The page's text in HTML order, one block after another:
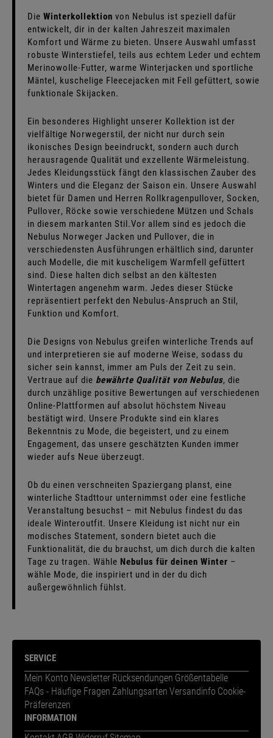
Die Winterkollektion von Nebulus ist speziell dafür
entwickelt, dir in der kalten Jahreszeit maximalen
Komfort und Wärme zu bieten. Unsere Auswahl umfasst
robuste Winterstiefel, teils aus echtem Leder und echtem
Merinowolle-Futter, warme Winterjacken und sportliche
Mäntel, kuschelige Fleecejacken mit Fell gefüttert, sowie
funktionale Skijacken.
Ein besonderes Highlight unserer Kollektion ist der
vielfältige Norwegerstil, der nicht nur durch sein
ikonisches Design beeindruckt, sondern auch durch
herausragende Qualität und exzellente Wärmeleistung.
Jedes Kleidungsstück fängt den klassischen Zauber des
Winters und die Eleganz der Saison ein. Unsere Auswahl
bietet für Damen und Herren Rollkragenpullover, Socken,
Pullover, Röcke sowie verschiedene Mützen und Schals
in diesem markanten Stil.Vor allem sind es jedoch die
Nebulus Norweger Jacken und Pullover, die in
verschiedensten Ausführungen erhältlich sind, darunter
auch Modelle, die mit kuscheligem Warmfell gefüttert
sind. Diese halten dich selbst an den kältesten
Wintertagen angenehm warm. Jedes dieser Stücke
repräsentiert perfekt den Nebulus-Anspruch an Stil,
Funktion und Komfort.
Die Designs von Nebulus greifen winterliche Trends auf
und interpretieren sie auf moderne Weise, sodass du
sicher sein kannst, immer am Puls der Zeit zu sein.
Vertraue auf die bewährte Qualität von Nebulus, die
durch unzählige positive Bewertungen auf verschiedenen
Online-Plattformen auf absolut höchstem Niveau
bestätigt wird. Unsere Produkte sind ein klares
Bekenntnis zu Mode, die begeistert, und zu einem
Engagement, das unsere geschätzten Kunden immer
wieder aufs Neue überzeugt.
Ob du einen verschneiten Spaziergang planst, eine
winterliche Stadttour unternimmst oder eine festliche
Veranstaltung besuchst – mit Nebulus findest du das
ideale Winteroutfit. Unsere Kleidung ist nicht nur ein
modisches Statement, sondern bietet auch die
Funktionalität, die du brauchst, um dich durch die kalten
Tage zu tragen. Wähle Nebulus für deinen Winter –
wähle Mode, die inspiriert und in der du dich
außergewöhnlich fühlst.
SERVICE
Mein Konto Newsletter Rücksendungen Größentabelle
FAQs - Häufige Fragen Zahlungsarten Versandinfo Cookie-
Präferenzen
INFORMATION